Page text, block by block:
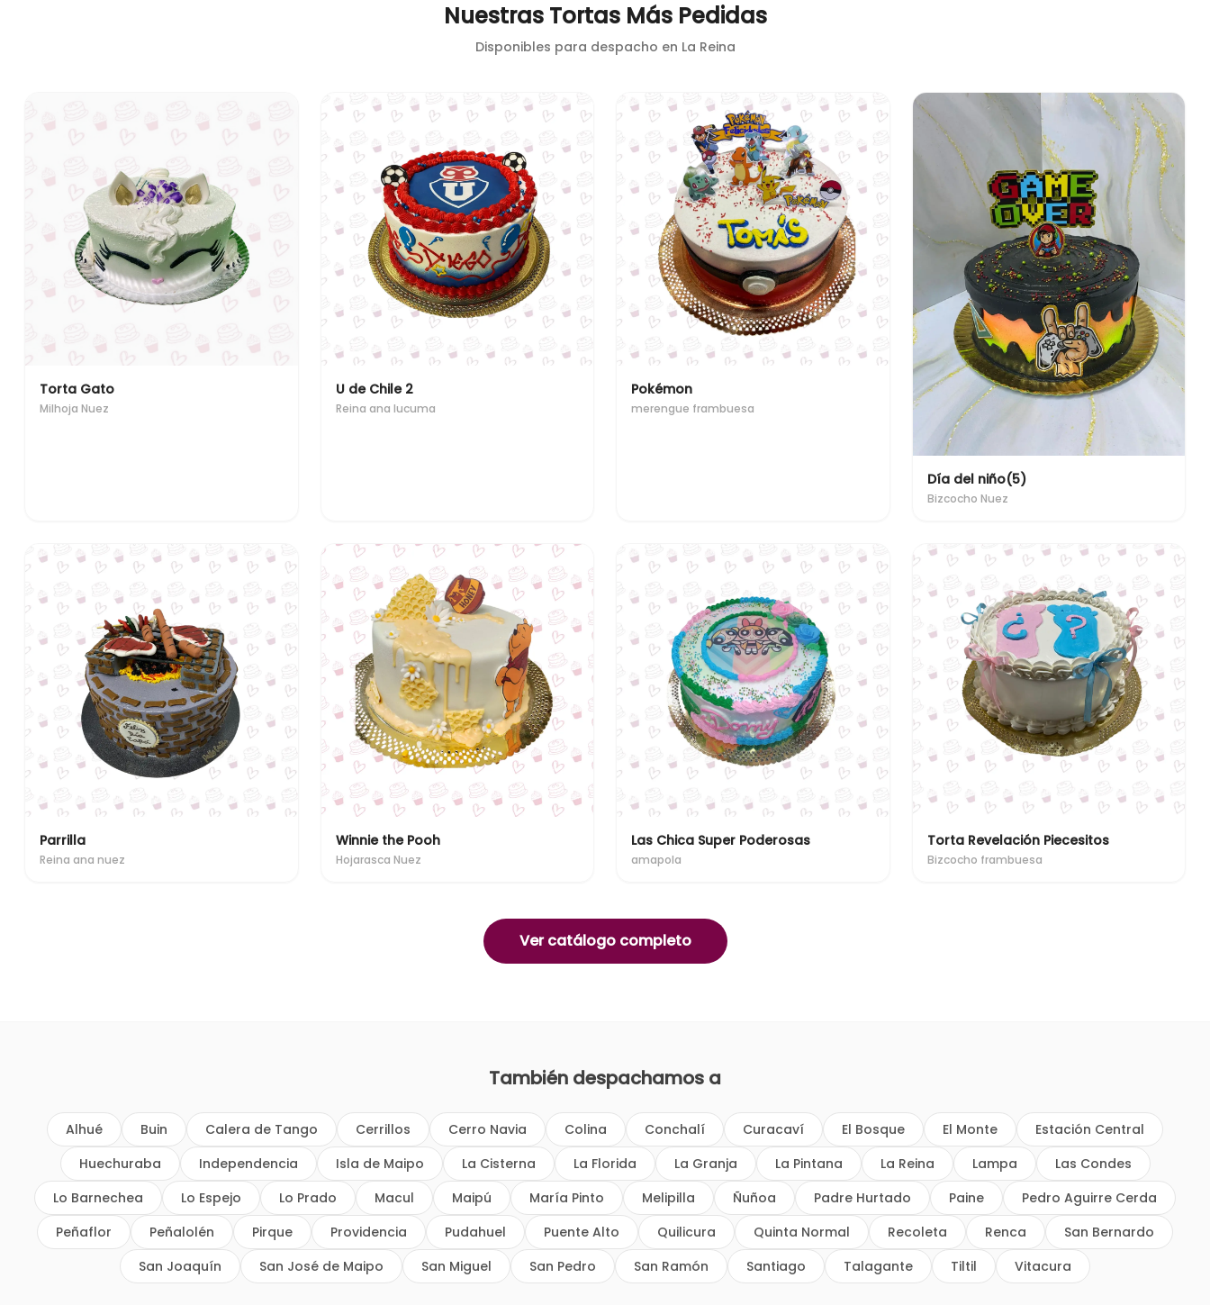
Nuestras Tortas Más Pedidas
Disponibles para despacho en La Reina
Torta Gato
Milhoja Nuez
U de Chile 2
Reina ana lucuma
Pokémon
merengue frambuesa
Día del niño(5)
Bizcocho Nuez
Parrilla
Reina ana nuez
Winnie the Pooh
Hojarasca Nuez
Las Chica Super Poderosas
amapola
Torta Revelación Piecesitos
Bizcocho frambuesa
Ver catálogo completo
También despachamos a
Alhué Buin Calera de Tango Cerrillos Cerro Navia Colina Conchalí Curacaví El Bosque El Monte
Estación Central
Huechuraba
Independencia Isla de Maipo La Cisterna La Florida La Granja La Pintana La Reina Lampa
Las Condes
Lo Barnechea
Lo Espejo Lo Prado Macul Maipú María Pinto Melipilla Ñuñoa Padre Hurtado Paine
Pedro Aguirre Cerda
Peñaflor
Peñalolén Pirque Providencia Pudahuel Puente Alto Quilicura Quinta Normal Recoleta Renca
San Bernardo
San Joaquín
San José de Maipo San Miguel San Pedro San Ramón Santiago Talagante Tiltil Vitacura